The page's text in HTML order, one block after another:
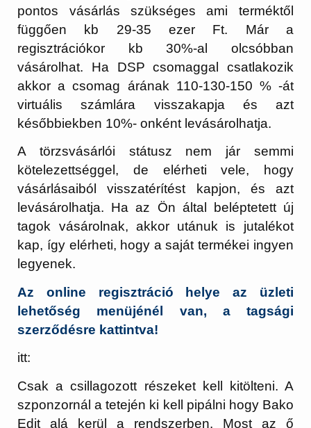
pontos vásárlás szükséges ami terméktől
függően kb 29-35 ezer Ft. Már a
regisztrációkor kb 30%-al olcsóbban
vásárolhat. Ha DSP csomaggal csatlakozik
akkor a csomag árának 110-130-150 % -át
virtuális számlára visszakapja és azt
későbbiekben 10%- onként levásárolhatja.
A törzsvásárlói státusz nem jár semmi
kötelezettséggel, de elérheti vele, hogy
vásárlásaiból visszatérítést kapjon, és azt
levásárolhatja. Ha az Ön által beléptetett új
tagok vásárolnak, akkor utánuk is jutalékot
kap, így elérheti, hogy a saját termékei ingyen
legyenek.
Az online regisztráció helye az üzleti
lehetőség menüjénél van, a tagsági
szerződésre kattintva!
itt:
Csak a csillagozott részeket kell kitölteni. A
szponzornál a tetején ki kell pipálni hogy Bako
Edit alá kerül a rendszerben. Most az ő